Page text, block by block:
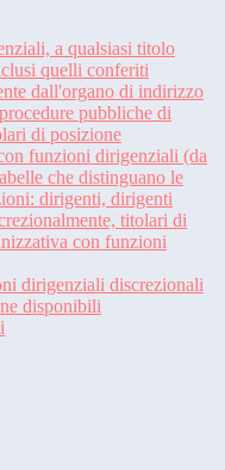
a qualsiasi titolo
quelli conferiti
dall'organo di indirizzo
pubbliche di
di posizione
funzioni dirigenziali (da
che distinguano le
dirigenti, dirigenti
titolari di
con funzioni
dirigenziali discrezionali
disponibili